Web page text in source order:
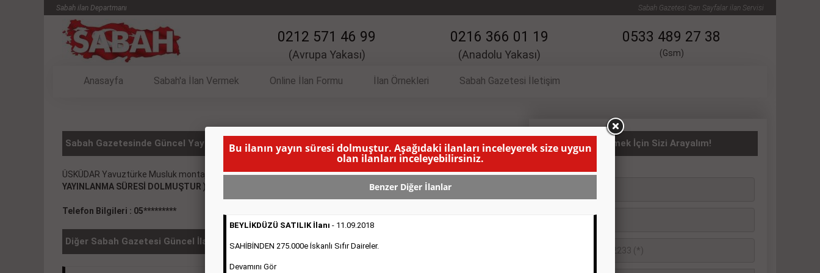
Sabah ilan Departmanı Sabah Gazetesi Sarı Sayfalar ilan Servisi
0212 571 46 99
(Avrupa Yakası)
0216 366 01 19
(Anadolu Yakası)
0533 489 27 38
(Gsm)
Anasayfa Sabah'a İlan Vermek Online İlan Formu İlan Örnekleri Sabah Gazetesi İletişim
Sabah Gazetesinde Güncel Yayınlanmış VASITA İlanı
ÜSKÜDAR Yavuztürke Musluk montajına eleman, Yemekhane, temizliğe bayan, Depoya yardımcılar.( BU İLANIN
YAYINLANMA SÜRESİ DOLMUŞTUR )
Telefon Bilgileri : 05*********
Diğer Sabah Gazetesi Güncel İlanlar
VASITA İlanı Vermek İçin Sizi Arayalım!
Bu ilanın yayın süresi dolmuştur. Aşağıdaki ilanları inceleyerek size uygun
olan ilanları inceleyebilirsiniz.
Benzer Diğer İlanlar
BEYLİKDÜZÜ SATILIK İlanı - 11.09.2018
SAHİBİNDEN 275.000e İskanlı Sıfır Daireler.
Devamını Gör